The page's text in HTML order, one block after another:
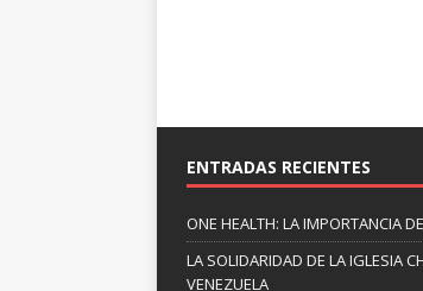
ENTRADAS RECIENTES
ONE HEALTH: LA IMPORTANCIA
LA SOLIDARIDAD DE LA IGLESIA
VENEZUELA